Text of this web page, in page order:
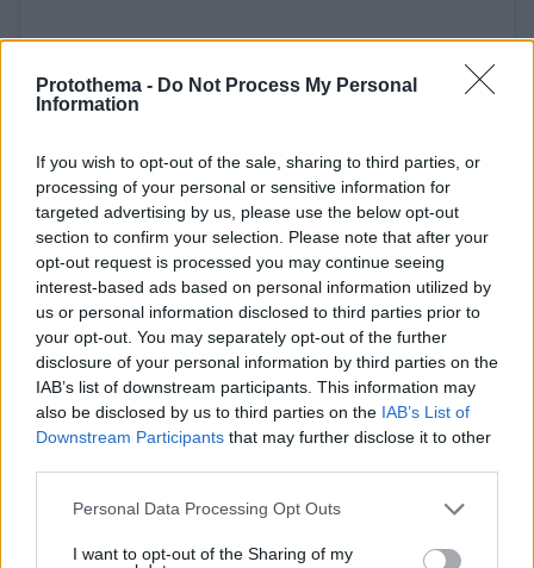
Protothema - Do Not Process My Personal
Information
If you wish to opt-out of the sale, sharing to third parties, or
processing of your personal or sensitive information for
targeted advertising by us, please use the below opt-out
section to confirm your selection. Please note that after your
opt-out request is processed you may continue seeing
interest-based ads based on personal information utilized by
us or personal information disclosed to third parties prior to
your opt-out. You may separately opt-out of the further
disclosure of your personal information by third parties on the
IAB’s list of downstream participants. This information may
also be disclosed by us to third parties on the IAB’s List of
Downstream Participants that may further disclose it to other
Please note that this website/app uses one or more Google
not limited to your visit or usage behaviour. You may click to
Personal Data Processing Opt Outs
I want to opt-out of the Sharing of my
«Έπαιζα χόκεϊ για οκτώ χρόνια. Το απόλαυσα,
αλλά ποτέ δεν ήμουν τόσο της ομάδας.Μου
αρέσει η ατομική πλευρά του πατινάζ», θα
σημειώσει η Γιούτα. Το μαύρο eye liner είναι το
σήμα κατατεθέν της και πάντα λέει ότι είναι η
υπογραφή της!
μαγνητίζουν.